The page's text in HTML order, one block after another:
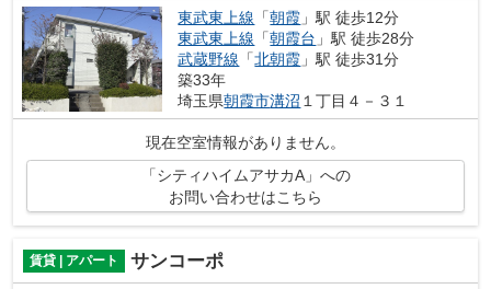
東武東上線 「朝霞 」駅 徒歩12分
東武東上線 「朝霞台 」駅 徒歩28分
武蔵野線 「北朝霞 」駅 徒歩31分
築33年
埼玉県朝霞市溝沼 １丁目４－３１
現在空室情報がありません。
「シティハイムアサカA」への
お問い合わせはこちら
賃貸 | アパート サンコーポ